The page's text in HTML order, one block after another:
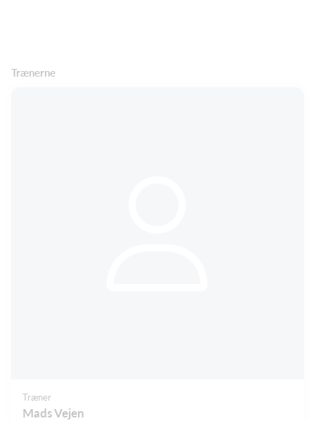
Trænerne
Træner
Mads Vejen